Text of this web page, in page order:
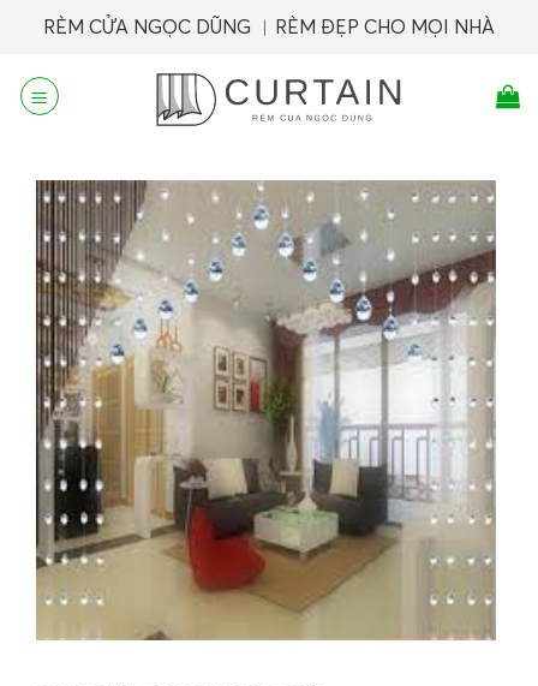
content
RÈM CỬA NGỌC DŨNG ︱RÈM ĐẸP CHO MỌI NHÀ